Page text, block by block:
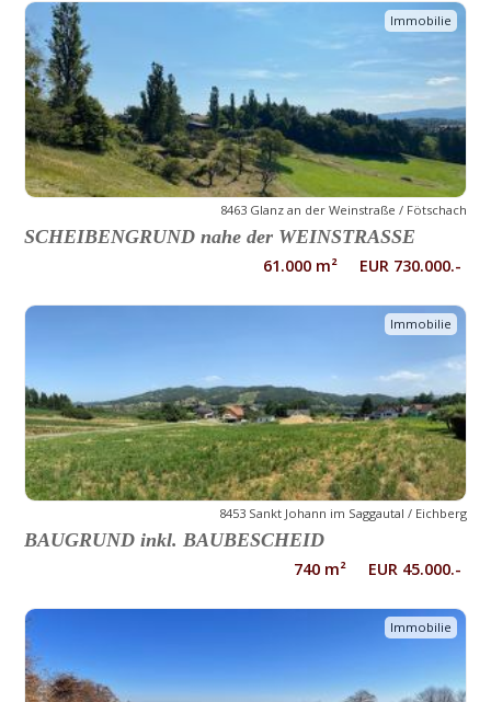
Immobilie
8463 Glanz an der Weinstraße / Fötschach
SCHEIBENGRUND nahe der WEINSTRASSE
61.000 m² EUR 730.000.-
Immobilie
8453 Sankt Johann im Saggautal / Eichberg
BAUGRUND inkl. BAUBESCHEID
740 m² EUR 45.000.-
Immobilie